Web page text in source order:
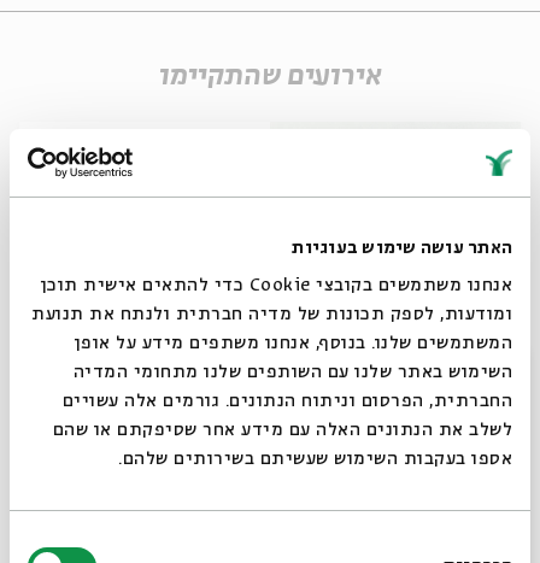
האתר עושה שימוש בעוגיות
אנחנו משתמשים בקובצי Cookie כדי להתאים אישית תוכן
ומודעות, לספק תכונות של מדיה חברתית ולנתח את תנועת
המשתמשים שלנו. בנוסף, אנחנו משתפים מידע על אופן
השימוש באתר שלנו עם השותפים שלנו מתחומי המדיה
החברתית, הפרסום וניתוח הנתונים. גורמים אלה עשויים
לשלב את הנתונים האלה עם מידע אחר שסיפקתם או שהם
אספו בעקבות השימוש שעשיתם בשירותים שלהם.
אירועים שהתקיימו
לֶחֶם חַי - מפגש שני
מתוך:לֶחֶם חַי
סגור